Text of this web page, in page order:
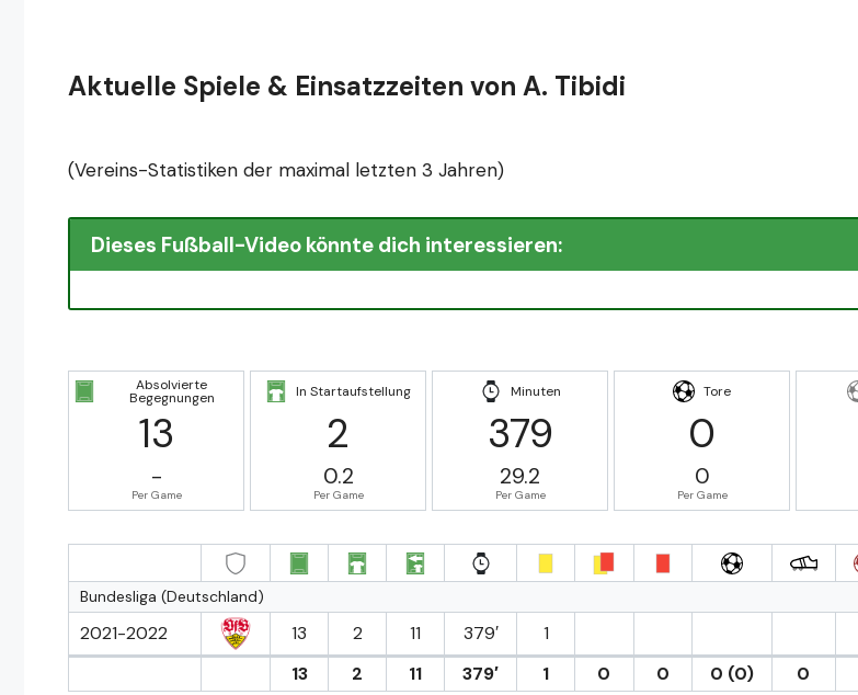
Aktuelle Spiele & Einsatzzeiten von A. Tibidi
(Vereins-Statistiken der maximal letzten 3 Jahren)
Dieses Fußball-Video könnte dich interessieren:
Absolvierte
Begegnungen
13
-
Per Game
In Startaufstellung
2
0.2
Per Game
Minuten
379
29.2
Per Game
Tore
0
0
Per Game
Bundesliga (Deutschland)
2021-2022 13 2 11 379′ 1
13 2 11 379′ 1 0 0 0 (0) 0